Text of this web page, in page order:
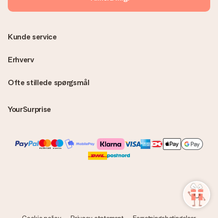
overraskelse!
Ofte stillede spørgsmål
YourSurprise
Kunde service
Erhverv